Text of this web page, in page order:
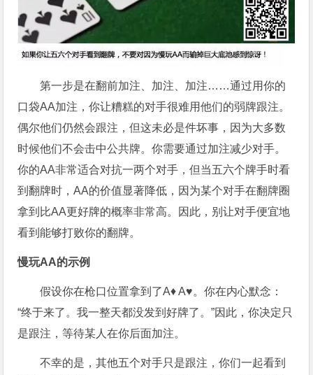
第一步是在翻前加注、加注、加注……通过用你的
口袋AA加注，你让糟糕的对手很难用他们的弱牌跟注。
偶尔他们仍然会跟注，但这未必是件坏事，因为大多数
时候他们不会击中公共牌。你需要通过加注减少对手。
你的AA非常适合对抗一两个对手，但当五六个牌手时看
到翻牌时，AA的价值显著降低，因为某个对手在翻牌圈
拿到比AA更好牌的概率非常高。因此，别让对手便宜地
看到能够打败你的翻牌。
慢玩AA的示例
假设你在枪口位置拿到了A♦ A♥。你在内心默念：
“终于来了。我一整天都没发到好牌了。”因此，你决定只
是跟注，等待某人在你后面加注。
不幸的是，其他五个对手只是跟注，你们一起看到